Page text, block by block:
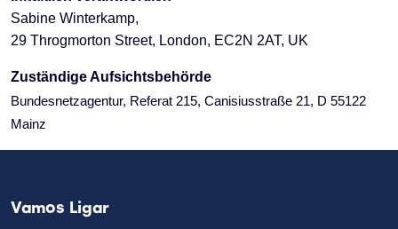
Sabine Winterkamp,
29 Throgmorton Street, London, EC2N 2AT, UK
Zuständige Aufsichtsbehörde
Bundesnetzagentur, Referat 215, Canisiusstraße 21, D 55122
Mainz
Vamos Ligar